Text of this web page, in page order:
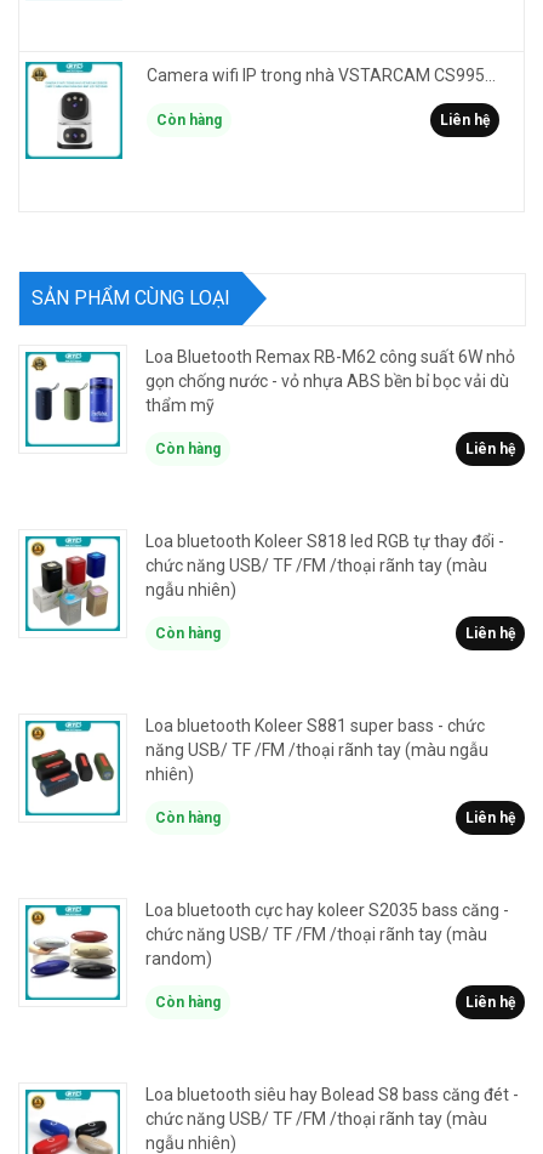
Camera wifi IP trong nhà VSTARCAM CS995DR xem 2 màn hình 6MP FullHD - báo động, đàm thoại, màu ban đêm
Còn hàng Liên hệ
SẢN PHẨM CÙNG LOẠI
Loa Bluetooth Remax RB-M62 công suất 6W nhỏ
gọn chống nước - vỏ nhựa ABS bền bỉ bọc vải dù
thẩm mỹ
Còn hàng Liên hệ
Loa bluetooth Koleer S818 led RGB tự thay đổi -
chức năng USB/ TF /FM /thoại rãnh tay (màu
ngẫu nhiên)
Còn hàng Liên hệ
Loa bluetooth Koleer S881 super bass - chức
năng USB/ TF /FM /thoại rãnh tay (màu ngẫu
nhiên)
Còn hàng Liên hệ
Loa bluetooth cực hay koleer S2035 bass căng -
chức năng USB/ TF /FM /thoại rãnh tay (màu
random)
Còn hàng Liên hệ
Loa bluetooth siêu hay Bolead S8 bass căng đét -
chức năng USB/ TF /FM /thoại rãnh tay (màu
ngẫu nhiên)